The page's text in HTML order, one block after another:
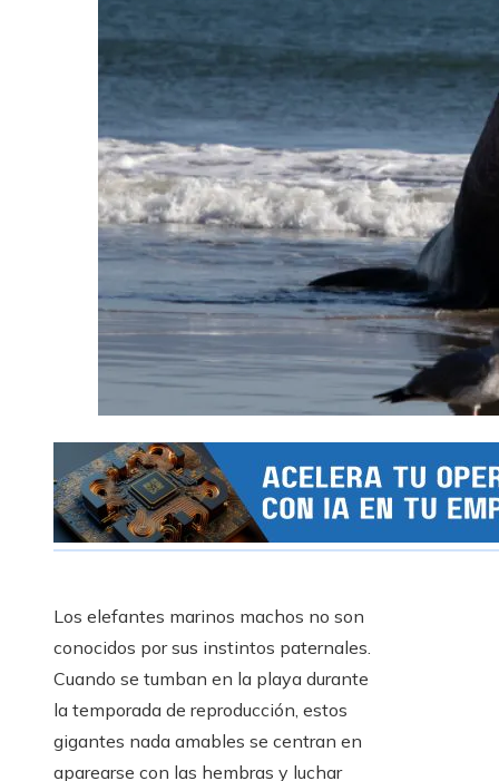
Los elefantes marinos machos no son
conocidos por sus instintos paternales.
Cuando se tumban en la playa durante
la temporada de reproducción, estos
gigantes nada amables se centran en
aparearse con las hembras y luchar